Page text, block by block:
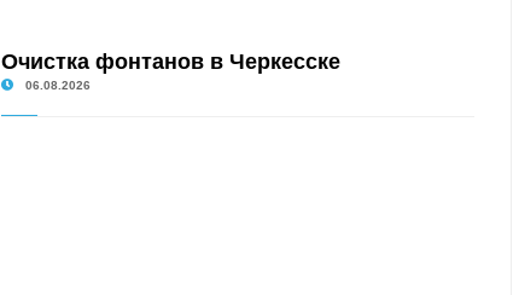
Очистка фонтанов в Черкесске
06.08.2026